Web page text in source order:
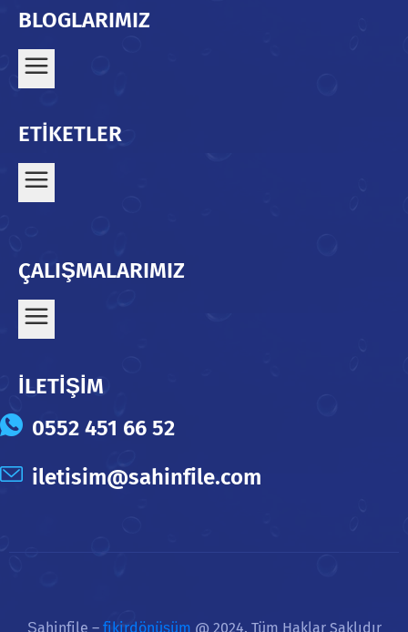
BLOGLARIMIZ
ETİKETLER
ÇALIŞMALARIMIZ
İLETİŞİM
0552 451 66 52
iletisim@sahinfile.com
Şahinfile – fikirdönüşüm @ 2024. Tüm Haklar Saklıdır